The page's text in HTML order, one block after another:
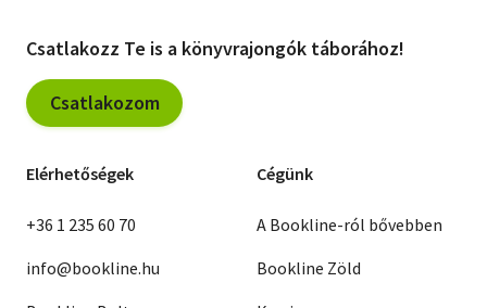
Csatlakozz Te is a könyvrajongók táborához!
Csatlakozom
Elérhetőségek
+36 1 235 60 70
info@bookline.hu
Cégünk
A Bookline-ról bővebben
Bookline Zöld